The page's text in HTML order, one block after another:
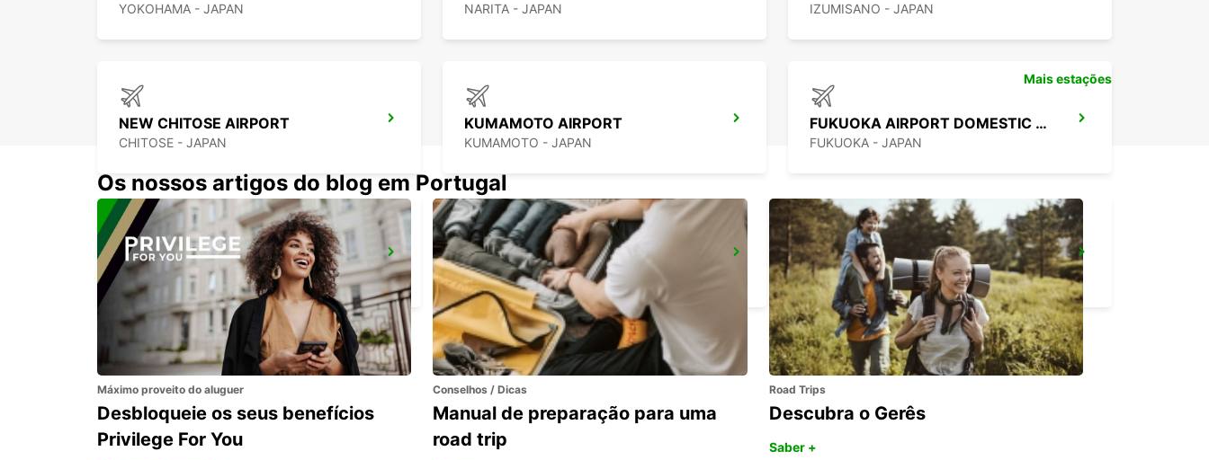
YOKOHAMA - JAPAN NARITA - JAPAN IZUMISANO - JAPAN
NEW CHITOSE AIRPORT
CHITOSE - JAPAN
KUMAMOTO AIRPORT
KUMAMOTO - JAPAN
FUKUOKA AIRPORT DOMESTIC TERMINAL
FUKUOKA - JAPAN
FUKUOKA AIRPORT INTERNATIONAL TERMINAL
FUKUOKA - JAPAN
KAGOSHIMA AIRPORT
KIRISHIMA - JAPAN
NAGASAKI AIRPORT
OMURA - JAPAN
Mais estações
Os nossos artigos do blog em Portugal
Máximo proveito do aluguer
Desbloqueie os seus benefícios
Privilege For You
Conselhos / Dicas
Manual de preparação para uma
road trip
Road Trips
Descubra o Gerês
Saber +